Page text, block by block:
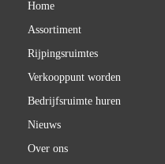
Home
Assortiment
Rijpingsruimtes
Verkooppunt worden
Bedrijfsruimte huren
Nieuws
Over ons